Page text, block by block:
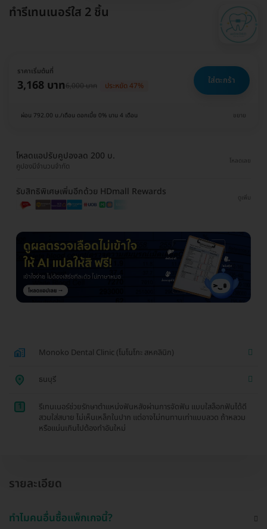
ทำรีเทนเนอร์ใส 2 ชิ้น
ราคาเริ่มต้นที่
3,168 บาท6,000 บาท ประหยัด 47% ใส่ตะกร้า
ผ่อน 792.00 บ./เดือน ดอกเบี้ย 0% นาน 4 เดือน ขยาย
โหลดแอปรับคูปองลด 200 บ.
คูปองมีจำนวนจำกัด
โหลดเลย
รับสิทธิพิเศษเพิ่มอีกด้วย HDmall Rewards
ดูเพิ่ม
Monoko Dental Clinic (โมโนโกะ สหคลินิก)
ธนบุรี
1
รีเทนเนอร์ช่วยรักษาตำแหน่งฟันหลังผ่านการจัดฟัน แบบใสล็อกฟันได้ดี
สวมใส่สบาย ไม่เห็นเหล็กในปาก แต่อาจไม่ทนทานเท่าแบบลวด ถ้าหลวม
หรือแน่นเกินไปต้องทำอันใหม่
รายละเอียด
ทำไมคนอื่นซื้อแพ็กเกจนี้?